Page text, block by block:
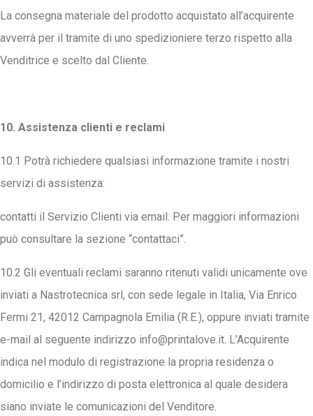
La consegna materiale del prodotto acquistato all’acquirente
avverrà per il tramite di uno spedizioniere terzo rispetto alla
Venditrice e scelto dal Cliente.
10. Assistenza clienti e reclami
10.1 Potrà richiedere qualsiasi informazione tramite i nostri
servizi di assistenza:
contatti il Servizio Clienti via email. Per maggiori informazioni
può consultare la sezione “contattaci”.
10.2 Gli eventuali reclami saranno ritenuti validi unicamente ove
inviati a Nastrotecnica srl, con sede legale in Italia, Via Enrico
Fermi 21, 42012 Campagnola Emilia (R.E.), oppure inviati tramite
e-mail al seguente indirizzo info@printalove.it. L’Acquirente
indica nel modulo di registrazione la propria residenza o
domicilio e l’indirizzo di posta elettronica al quale desidera
siano inviate le comunicazioni del Venditore.